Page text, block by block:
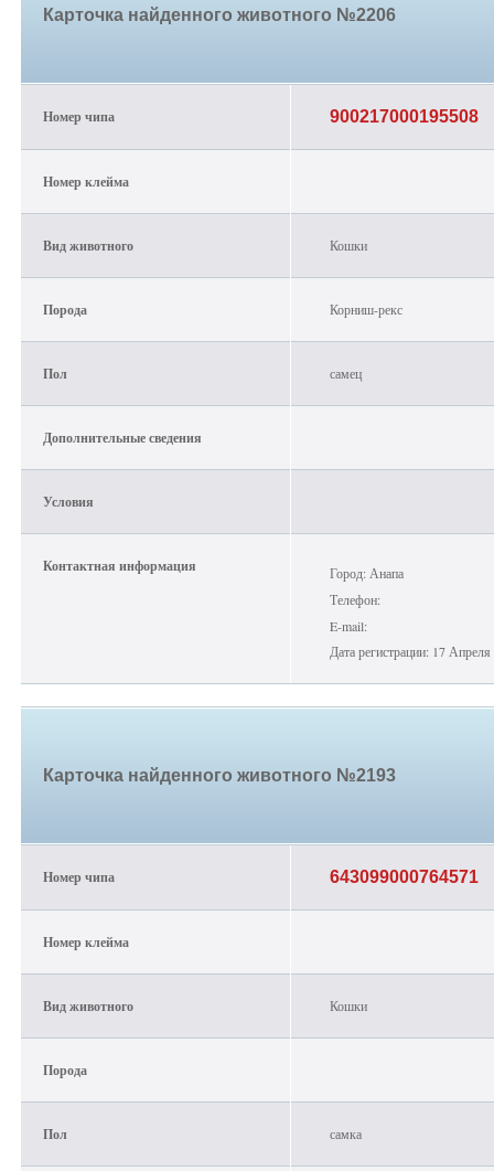
Карточка найденного животного №2206
Номер чипа 900217000195508
Номер клейма
Вид животного Кошки
Порода Корниш-рекс
Пол самец
Дополнительные сведения
Условия
Контактная информация
Город: Анапа
Телефон:
E-mail:
Дата регистрации: 17
Карточка найденного животного №2193
Номер чипа 643099000764571
Номер клейма
Вид животного Кошки
Порода
Пол самка